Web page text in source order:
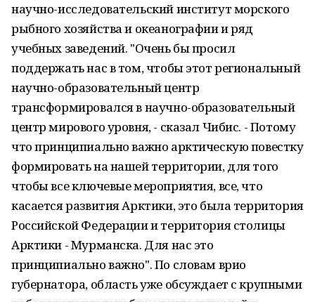
научно-исследовательский институт морского
рыбного хозяйства и океанографии и ряд
учебных заведений. "Очень бы просил
поддержать нас в том, чтобы этот региональный
научно-образовательный центр
трансформировался в научно-образовательный
центр мирового уровня, - сказал Чибис. - Потому
что принципиально важно арктическую повестку
формировать на нашей территории, для того
чтобы все ключевые мероприятия, все, что
касается развития Арктики, это была территория
Российской Федерации и территория столицы
Арктики - Мурманска. Для нас это
принципиально важно". По словам врио
губернатора, область уже обсуждает с крупными